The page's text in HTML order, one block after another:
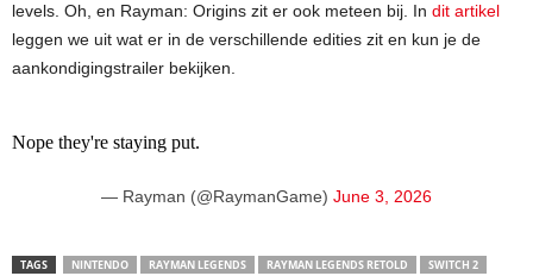
levels. Oh, en Rayman: Origins zit er ook meteen bij. In dit artikel
leggen we uit wat er in de verschillende edities zit en kun je de
aankondigingstrailer bekijken.
Nope they're staying put.
— Rayman (@RaymanGame) June 3, 2026
TAGS NINTENDO RAYMAN LEGENDS RAYMAN LEGENDS RETOLD SWITCH 2